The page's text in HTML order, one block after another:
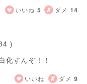
いいね 5 ダメ 14
)
化すんぞ！！
いいね ダメ 9